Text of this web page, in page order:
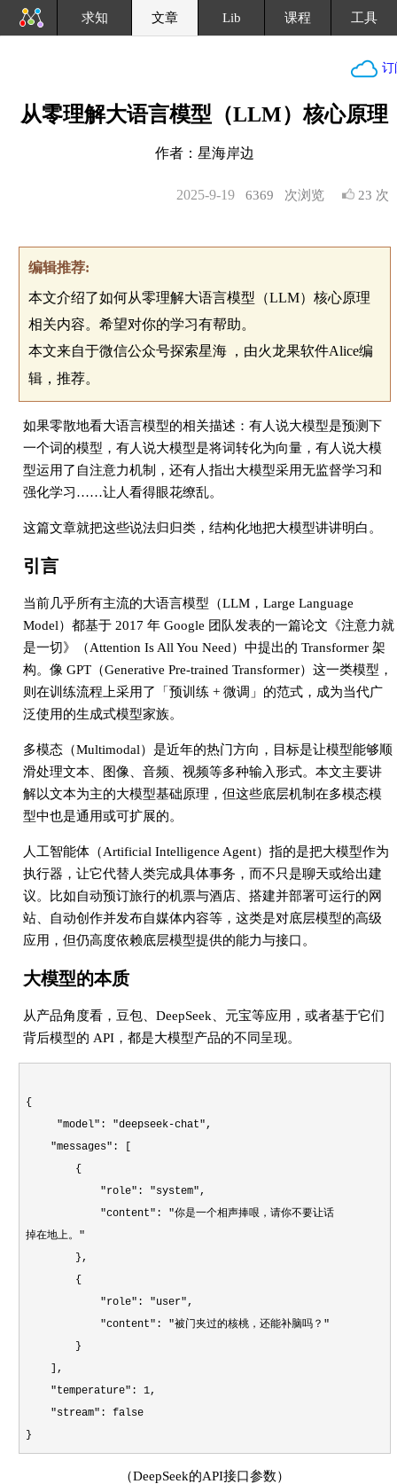
求知 文章 Lib 课程 工具
订
从零理解大语言模型（LLM）核心原理
作者：星海岸边
6369 次浏览 23 次
2025-9-19
编辑推荐:
本文介绍了如何从零理解大语言模型（LLM）核心原理
相关内容。希望对你的学习有帮助。
本文来自于微信公众号探索星海 ，由火龙果软件Alice编
辑，推荐。
如果零散地看大语言模型的相关描述：有人说大模型是预测下
一个词的模型，有人说大模型是将词转化为向量，有人说大模
型运用了自注意力机制，还有人指出大模型采用无监督学习和
强化学习……让人看得眼花缭乱。
这篇文章就把这些说法归归类，结构化地把大模型讲讲明白。
引言
当前几乎所有主流的大语言模型（LLM，Large Language
Model）都基于 2017 年 Google 团队发表的一篇论文《注意力就
是一切》（Attention Is All You Need）中提出的 Transformer 架
构。像 GPT（Generative Pre-trained Transformer）这一类模型，
则在训练流程上采用了「预训练 + 微调」的范式，成为当代广
泛使用的生成式模型家族。
多模态（Multimodal）是近年的热门方向，目标是让模型能够顺
滑处理文本、图像、音频、视频等多种输入形式。本文主要讲
解以文本为主的大模型基础原理，但这些底层机制在多模态模
型中也是通用或可扩展的。
人工智能体（Artificial Intelligence Agent）指的是把大模型作为
执行器，让它代替人类完成具体事务，而不只是聊天或给出建
议。比如自动预订旅行的机票与酒店、搭建并部署可运行的网
站、自动创作并发布自媒体内容等，这类是对底层模型的高级
应用，但仍高度依赖底层模型提供的能力与接口。
大模型的本质
从产品角度看，豆包、DeepSeek、元宝等应用，或者基于它们
背后模型的 API，都是大模型产品的不同呈现。
{
"model": "deepseek-chat",
"messages": [
{
"role": "system",
"content": "你是一个相声捧哏，请你不要让话
掉在地上。"
},
{
"role": "user",
"content": "被门夹过的核桃，还能补脑吗？"
}
],
"temperature": 1,
"stream": false
}
（DeepSeek的API接口参数）